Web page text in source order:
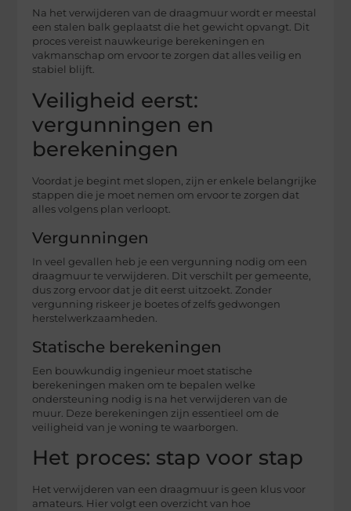
Na het verwijderen van de draagmuur wordt er meestal
een stalen balk geplaatst die het gewicht opvangt. Dit
proces vereist nauwkeurige berekeningen en
vakmanschap om ervoor te zorgen dat alles veilig en
stabiel blijft.
Veiligheid eerst:
vergunningen en
berekeningen
Voordat je begint met slopen, zijn er enkele belangrijke
stappen die je moet nemen om ervoor te zorgen dat
alles volgens plan verloopt.
Vergunningen
In veel gevallen heb je een vergunning nodig om een
draagmuur te verwijderen. Dit verschilt per gemeente,
dus zorg ervoor dat je dit eerst uitzoekt. Zonder
vergunning riskeer je boetes of zelfs gedwongen
herstelwerkzaamheden.
Statische berekeningen
Een bouwkundig ingenieur moet statische
berekeningen maken om te bepalen welke
ondersteuning nodig is na het verwijderen van de
muur. Deze berekeningen zijn essentieel om de
veiligheid van je woning te waarborgen.
Het proces: stap voor stap
Het verwijderen van een draagmuur is geen klus voor
amateurs. Hier volgt een overzicht van hoe